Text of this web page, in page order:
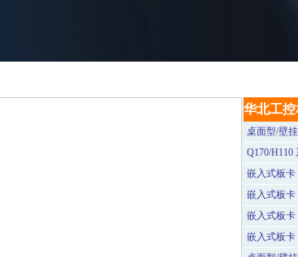
华北工控
桌面型/壁
Q170/H110
嵌入式板卡
嵌入式板卡
嵌入式板卡
嵌入式板卡